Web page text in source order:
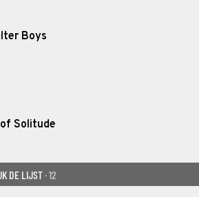
Boys
Solitude
DE LIJST · 12